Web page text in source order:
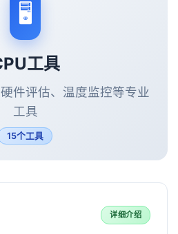
🖥️
工具
件评估、温度监控等专业
工具
15个工具
详细介绍